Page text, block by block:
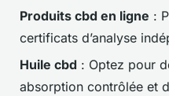
Produits cbd en ligne :
certificats d’analyse
Huile cbd : Optez pour
absorption contrôlée et